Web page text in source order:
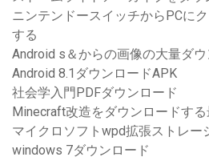
ニンテンドースイッチからPCに
する
Android s＆からの画像の大量ダウ
Android 8.1ダウンロードAPK
社会学入門PDFダウンロード
Minecraft改造をダウンロードす
マイクロソフトwpd拡張ストレー
windows 7ダウンロード